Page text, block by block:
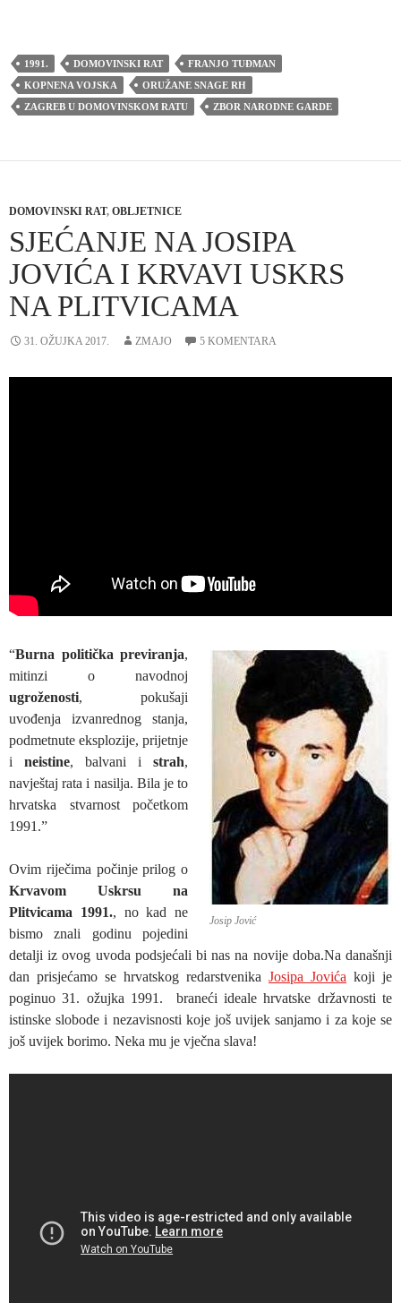
1991. DOMOVINSKI RAT
FRANJO TUĐMAN
KOPNENA VOJSKA
ORUŽANE SNAGE RH
ZAGREB U DOMOVINSKOM RATU
ZBOR NARODNE GARDE
DOMOVINSKI RAT, OBLJETNICE
SJEĆANJE NA JOSIPA
JOVIĆA I KRVAVI USKRS
NA PLITVICAMA
31. OŽUJKA 2017. ZMAJO 5 KOMENTARA
Josip Jović
“Burna politička previranja,
mitinzi o navodnoj
ugroženosti, pokušaji
uvođenja izvanrednog stanja,
podmetnute eksplozije, prijetnje
i neistine, balvani i strah,
navještaj rata i nasilja. Bila je to
hrvatska stvarnost početkom
1991.”
Ovim riječima počinje prilog o
Krvavom Uskrsu na
Plitvicama 1991., no kad ne
bismo znali godinu pojedini
detalji iz ovog uvoda podsjećali bi nas na novije doba.Na današnji
dan prisjećamo se hrvatskog redarstvenika Josipa Jovića koji je
poginuo 31. ožujka 1991. braneći ideale hrvatske državnosti te
istinske slobode i nezavisnosti koje još uvijek sanjamo i za koje se
još uvijek borimo. Neka mu je vječna slava!